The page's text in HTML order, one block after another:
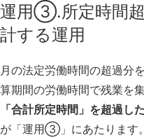
運用③.所定時間
計する運用
月の法定労働時間の超過分
算期間の労働時間で残業を
「合計所定時間」を超過し
が「運用③」にあたります。